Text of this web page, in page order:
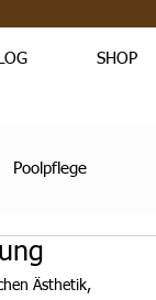
SHOP
Poolpflege
Ästhetik,